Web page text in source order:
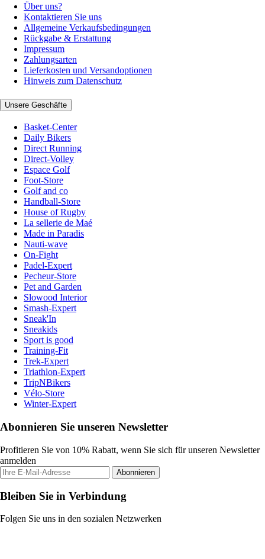
Über uns?
Kontaktieren Sie uns
Allgemeine Verkaufsbedingungen
Rückgabe & Erstattung
Impressum
Zahlungsarten
Lieferkosten und Versandoptionen
Hinweis zum Datenschutz
Unsere Geschäfte
Basket-Center
Daily Bikers
Direct Running
Direct-Volley
Espace Golf
Foot-Store
Golf and co
Handball-Store
House of Rugby
La sellerie de Maé
Made in Paradis
Nauti-wave
On-Fight
Padel-Expert
Pecheur-Store
Pet and Garden
Slowood Interior
Smash-Expert
Sneak'In
Sneakids
Sport is good
Training-Fit
Trek-Expert
Triathlon-Expert
TripNBikers
Vélo-Store
Winter-Expert
Abonnieren Sie unseren Newsletter
Profitieren Sie von 10% Rabatt, wenn Sie sich für unseren Newsletter
anmelden
Abonnieren
Bleiben Sie in Verbindung
Folgen Sie uns in den sozialen Netzwerken